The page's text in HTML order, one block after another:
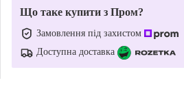
Що таке купити з Пром?
Замовлення під захистом
Доступна доставка